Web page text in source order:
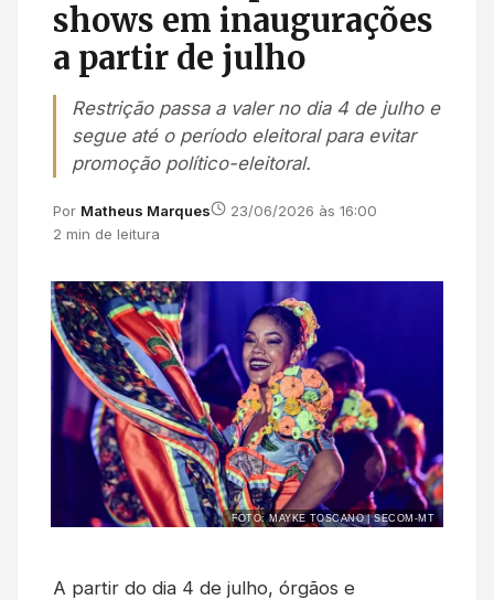
shows em inaugurações
a partir de julho
Restrição passa a valer no dia 4 de julho e
segue até o período eleitoral para evitar
promoção político-eleitoral.
Por Matheus Marques
23/06/2026 às 16:00
2 min de leitura
FOTO: MAYKE TOSCANO | SECOM-MT
A partir do dia 4 de julho, órgãos e